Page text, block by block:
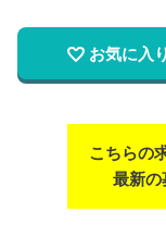
お気に入り
こちらの
最新の